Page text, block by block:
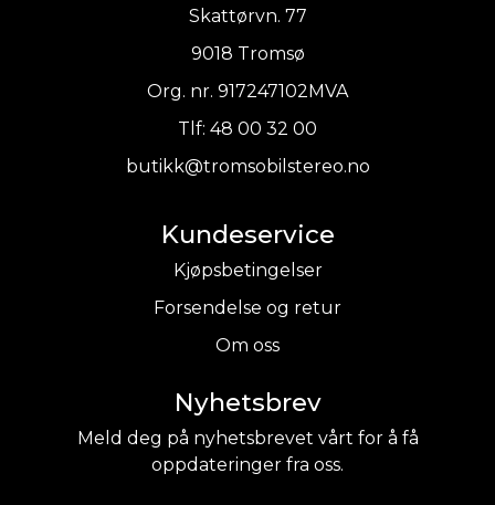
Skattørvn. 77
9018 Tromsø
Org. nr. 917247102MVA
Tlf: 48 00 32 00
butikk@tromsobilstereo.no
Kundeservice
Kjøpsbetingelser
Forsendelse og retur
Om oss
Nyhetsbrev
Meld deg på nyhetsbrevet vårt for å få
oppdateringer fra oss.